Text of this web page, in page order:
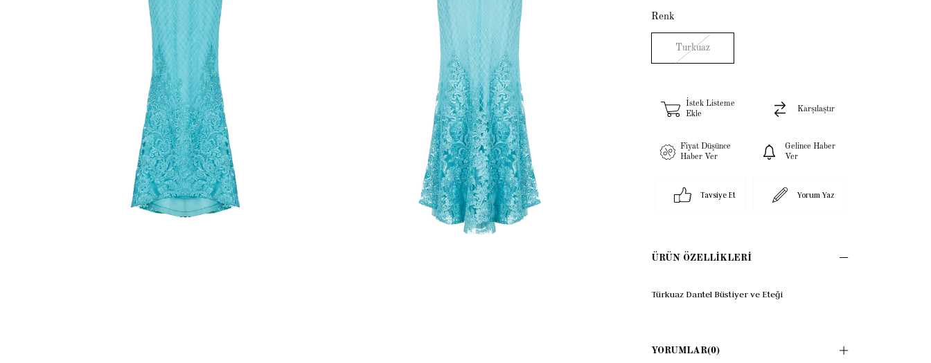
Renk
Turkuaz
İstek Listeme
Ekle
Karşılaştır
Fiyat Düşünce
Haber Ver
Gelince Haber
Ver
Tavsiye Et Yorum Yaz
ÜRÜN ÖZELLIKLERI
Türkuaz Dantel Büstiyer ve Eteği
YORUMLAR(0)